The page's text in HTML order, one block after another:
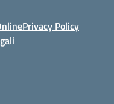
Privacy Policy